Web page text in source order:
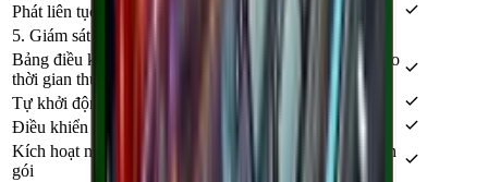
Phát liên tục 24/7 và lên lịch bắt đầu/kết thúc
5. Giám sát & vận hành
Bảng điều khiển theo dõi bitrate, FPS và thời lượng theo
thời gian thực
Tự khởi động lại khi mất kết nối và tự phục hồi lỗi
Điều khiển từ xa qua dashboard web
Kích hoạt nhanh sau thanh toán, cập nhật trong thời hạn
gói